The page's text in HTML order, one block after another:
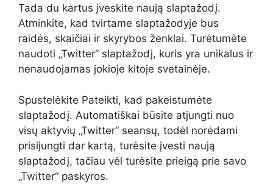
Tada du kartus įveskite naują slaptažodį.
Atminkite, kad tvirtame slaptažodyje bus
raidės, skaičiai ir skyrybos ženklai. Turėtumėte
naudoti „Twitter“ slaptažodį, kuris yra unikalus ir
nenaudojamas jokioje kitoje svetainėje.
Spustelėkite Pateikti, kad pakeistumėte
slaptažodį. Automatiškai būsite atjungti nuo
visų aktyvių „Twitter“ seansų, todėl norėdami
prisijungti dar kartą, turėsite įvesti naują
slaptažodį, tačiau vėl turėsite prieigą prie savo
„Twitter“ paskyros.